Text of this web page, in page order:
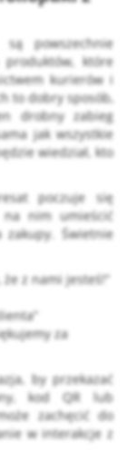
powszechnie
które
kurierów i
to dobry sposób,
drobny zabieg
jak wszystkie
wiedział, kto
poczuje się
nim umieścić
Świetnie
z nami jesteś!”
za
by przekazać
kod QR lub
zachęcić do
w interakcje z